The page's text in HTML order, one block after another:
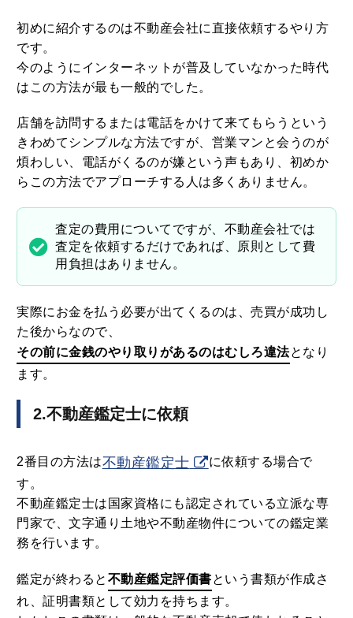
初めに紹介するのは不動産会社に直接依頼するやり方
です。
今のようにインターネットが普及していなかった時代
はこの方法が最も一般的でした。
店舗を訪問するまたは電話をかけて来てもらうという
きわめてシンプルな方法ですが、営業マンと会うのが
煩わしい、電話がくるのが嫌という声もあり、初めか
らこの方法でアプローチする人は多くありません。
査定の費用についてですが、不動産会社では
査定を依頼するだけであれば、原則として費
用負担はありません。
実際にお金を払う必要が出てくるのは、売買が成功し
た後からなので、
その前に金銭のやり取りがあるのはむしろ違法となり
ます。
2.不動産鑑定士に依頼
2番目の方法は不動産鑑定士
に依頼する場合で
す。
不動産鑑定士は国家資格にも認定されている立派な専
門家で、文字通り土地や不動産物件についての鑑定業
務を行います。
鑑定が終わると 不動産鑑定評価書という書類が作成さ
れ、証明書類として効力を持ちます。